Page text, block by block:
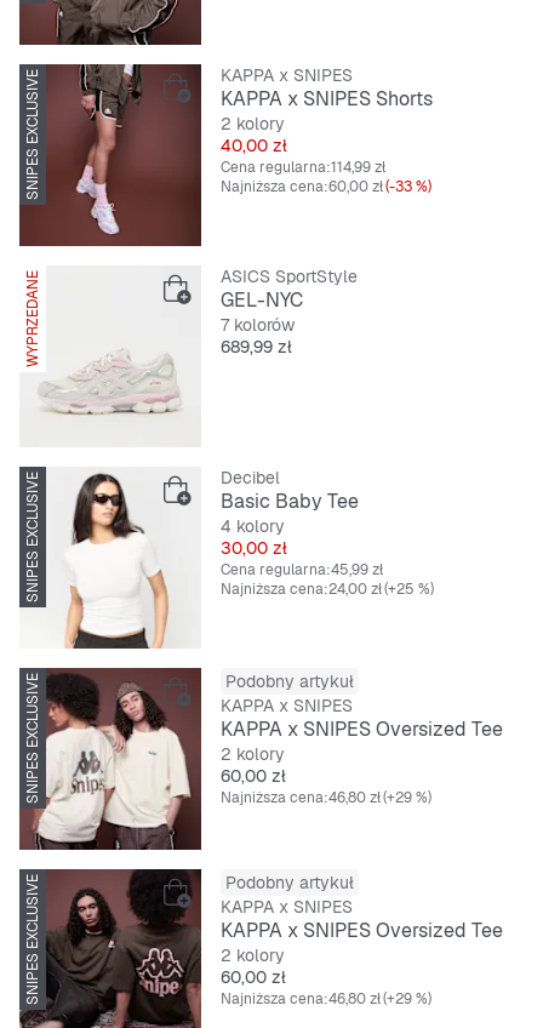
SNIPES EXCLUSIVE KAPPA x SNIPES
KAPPA x SNIPES Shorts
2 kolory
Cena
40,00 zł
Cena regularna:114,99 zł
Najniższa cena:60,00 zł(-33 %)
WYPRZEDANE ASICS SportStyle
GEL-NYC
7 kolorów
Cena
689,99 zł
SNIPES EXCLUSIVE Decibel
Basic Baby Tee
4 kolory
Cena
30,00 zł
Cena regularna:45,99 zł
Najniższa cena:24,00 zł(+25 %)
SNIPES EXCLUSIVE
Podobny artykuł
KAPPA x SNIPES
KAPPA x SNIPES Oversized Tee
2 kolory
Cena
60,00 zł
Najniższa cena:46,80 zł(+29 %)
SNIPES EXCLUSIVE
Podobny artykuł
KAPPA x SNIPES
KAPPA x SNIPES Oversized Tee
2 kolory
Cena
60,00 zł
Najniższa cena:46,80 zł(+29 %)